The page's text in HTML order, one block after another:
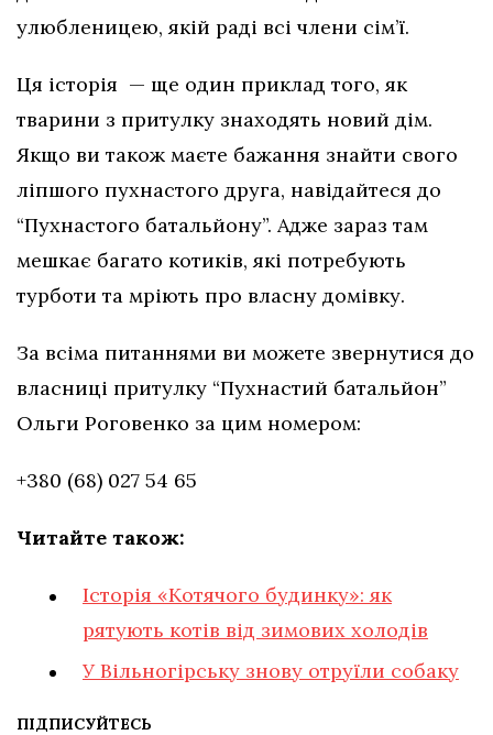
улюбленицею, якій раді всі члени сім’ї.
Ця історія — ще один приклад того, як
тварини з притулку знаходять новий дім.
Якщо ви також маєте бажання знайти свого
ліпшого пухнастого друга, навідайтеся до
“Пухнастого батальйону”. Адже зараз там
мешкає багато котиків, які потребують
турботи та мріють про власну домівку.
За всіма питаннями ви можете звернутися до
власниці притулку “Пухнастий батальйон”
Ольги Роговенко за цим номером:
+380 (68) 027 54 65
Читайте також:
Історія «Котячого будинку»: як
рятують котів від зимових холодів
У Вільногірську знову отруїли собаку
ПІДПИСУЙТЕСЬ